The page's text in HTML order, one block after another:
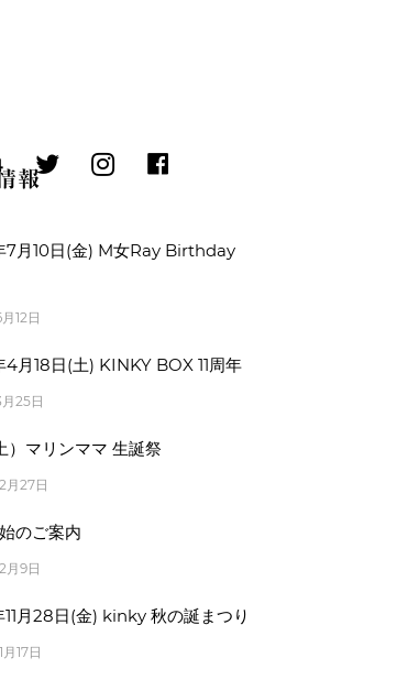
twitterinstagram
報
7月10日(金) M女Ray Birthday
12日
月18日(土) KINKY BOX 11周年
25日
）マリンママ 生誕祭
月27日
のご案内
月9日
月28日(金) kinky 秋の誕まつり
17日